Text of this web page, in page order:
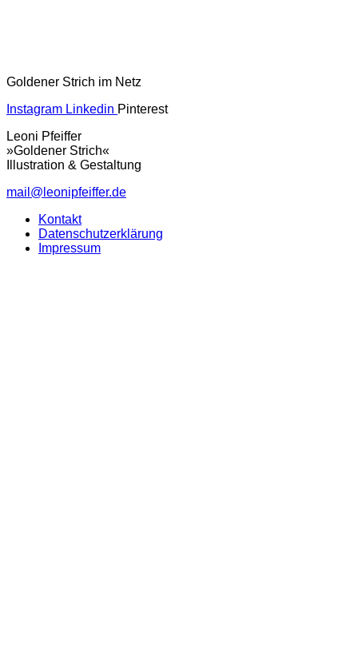
Goldener Strich im Netz
Instagram Linkedin Pinterest
Leoni Pfeiffer
»Goldener Strich«
Illustration & Gestaltung
mail@leonipfeiffer.de
Kontakt
Datenschutzerklärung
Impressum